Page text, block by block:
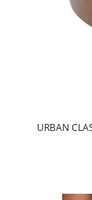
URBAN